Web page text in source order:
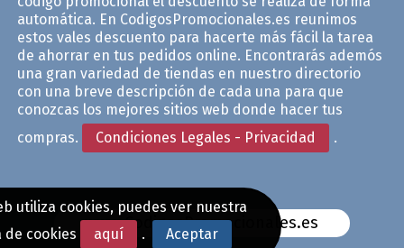
automática. En CodigosPromocionales.es reunimos
estos vales descuento para hacerte más fácil la tarea
de ahorrar en tus pedidos online. Encontrarás ademós
una gran variedad de tiendas en nuestro directorio
con una breve descripción de cada una para que
conozcas los mejores sitios web donde hacer tus
compras.
Condiciones Legales - Privacidad .
www.CodigosPromocionales.es
utiliza cookies, puedes ver nuestra
cookies
aquí . Aceptar